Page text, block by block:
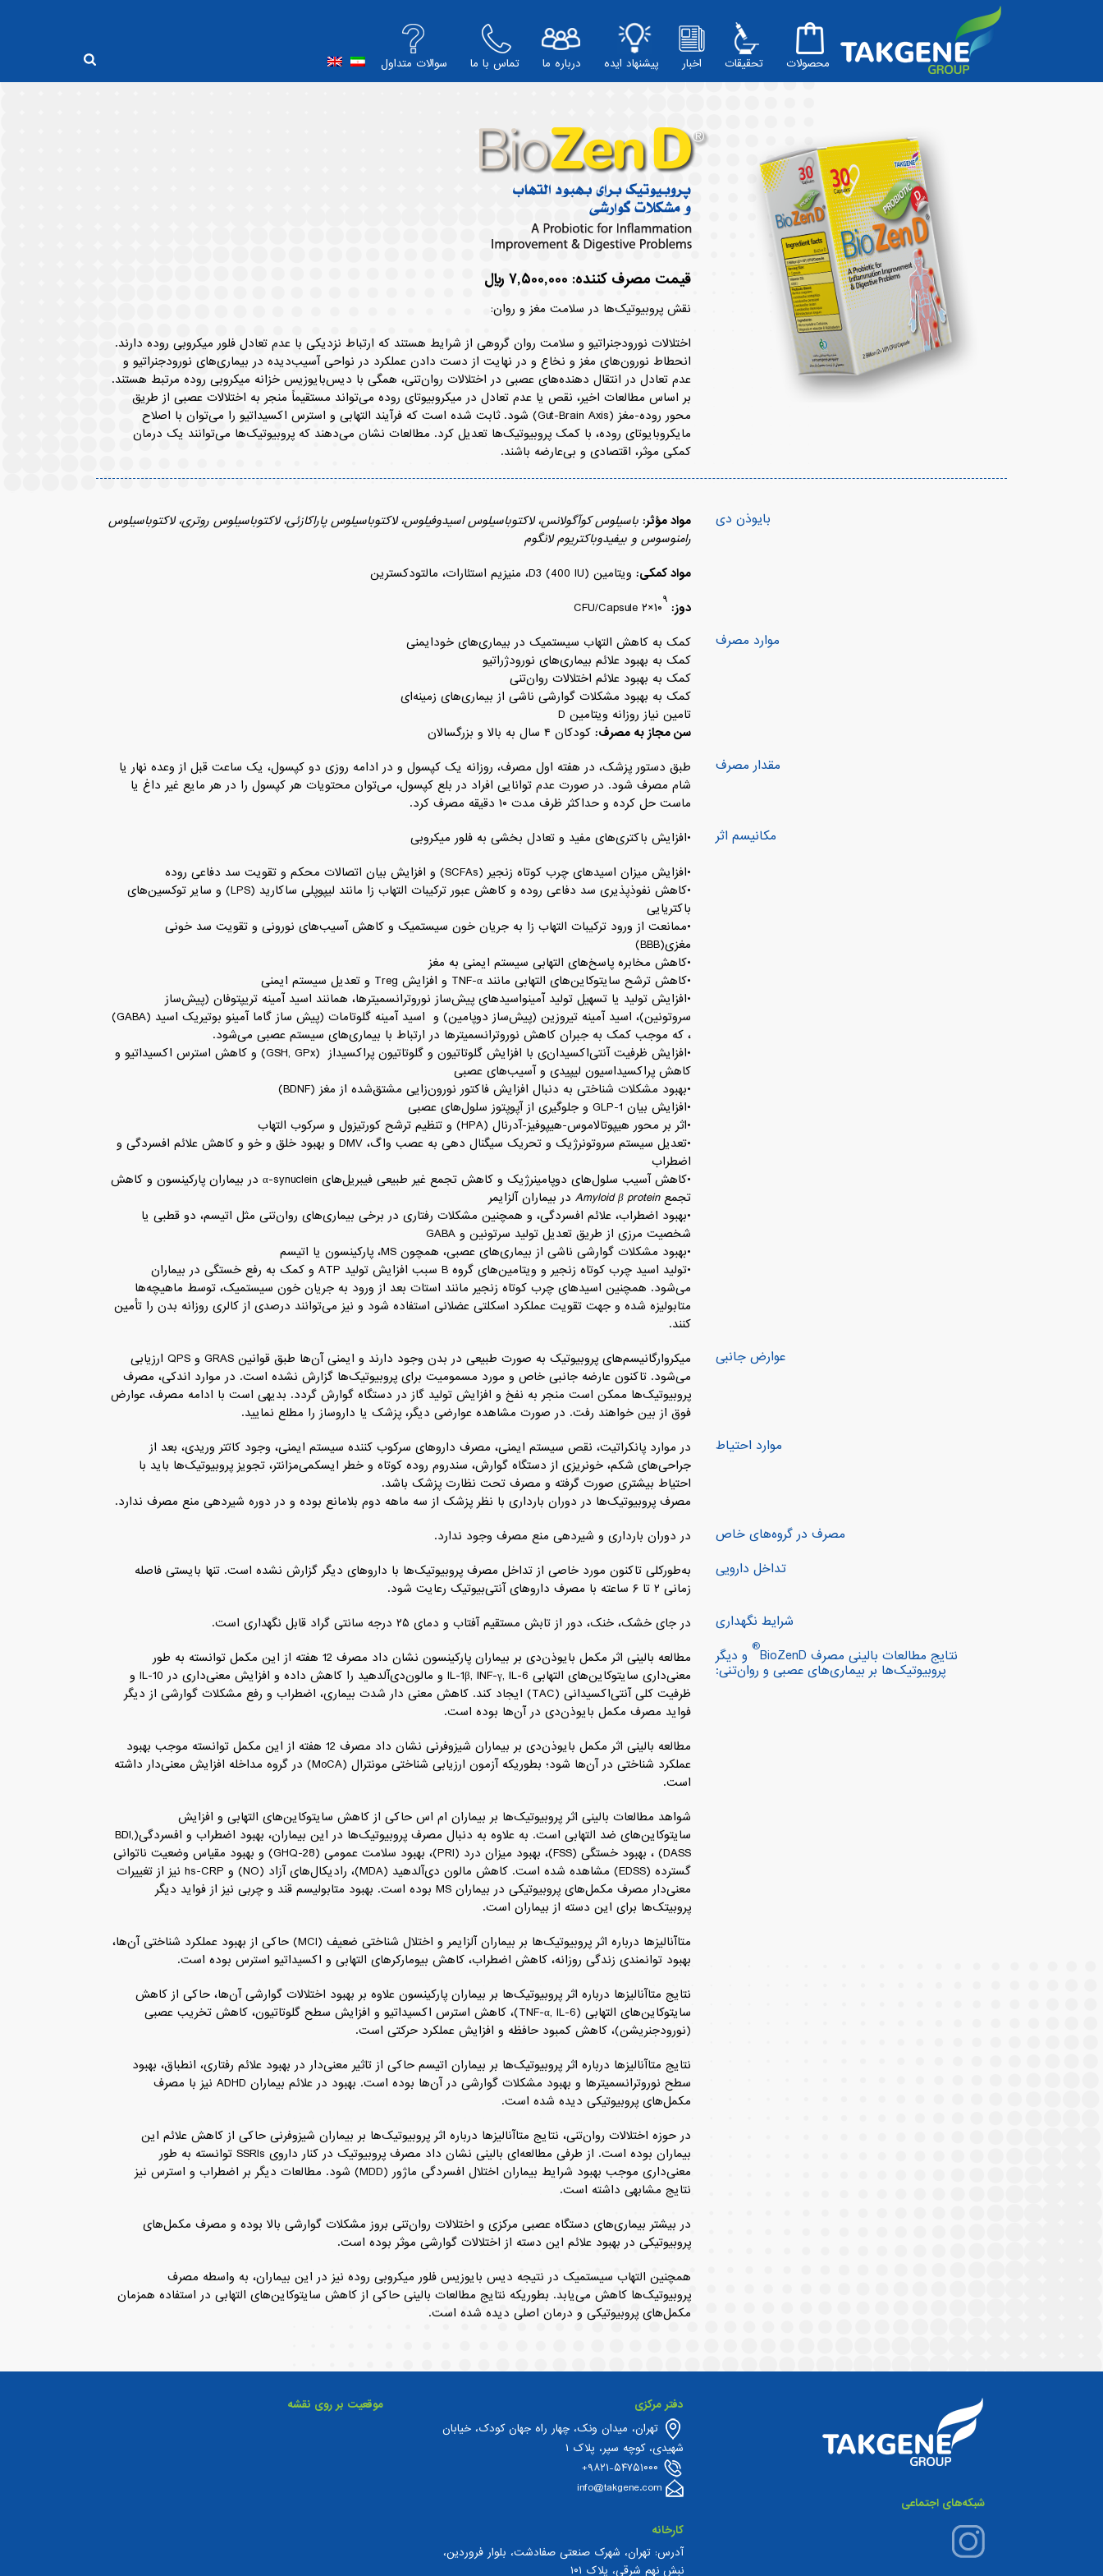
محصولات تحقیقات اخبار پیشنهاد ایده درباره ما تماس با ما سوالات متداول
قیمت مصرف کننده: ۷,۵۰۰,۰۰۰ ریال
نقش پروبیوتیک‌ها در سلامت مغز و روان:
اختلالات نورودجنراتیو و سلامت روان گروهی از شرایط هستند که ارتباط نزدیکی با عدم تعادل فلور میکروبی روده دارند.
انحطاط نورون‌های مغز و نخاع و در نهایت از دست دادن عملکرد در نواحی آسیب‌دیده در بیماری‌های نورودجنراتیو و
عدم تعادل در انتقال دهنده‌های عصبی در اختلالات روان‌تنی، همگی با دیس‌بایوزیس خزانه میکروبی روده مرتبط هستند.
بر اساس مطالعات اخیر، نقص یا عدم تعادل در میکروبیوتای روده می‌تواند مستقیماً منجر به اختلالات عصبی از طریق
محور روده-مغز (Gut-Brain Axis) شود. ثابت شده است که فرآیند التهابی و استرس اکسیداتیو را می‌توان با اصلاح
مایکروبایوتای روده، با کمک پروبیوتیک‌ها تعدیل کرد. مطالعات نشان می‌دهند که پروبیوتیک‌ها می‌توانند یک درمان
کمکی موثر، اقتصادی و بی‌عارضه باشند.
بایوذن دی مواد مؤثر: باسیلوس کوآگولانس، لاکتوباسیلوس اسیدوفیلوس، لاکتوباسیلوس پاراکازئی، لاکتوباسیلوس روتری، لاکتوباسیلوس
رامنوسوس و بیفیدوباکتریوم‌ لانگوم
مواد کمکی: ویتامین D3 (400 IU)، منیزیم استئارات، مالتودکسترین
دوز: ۹
موارد مصرف
کمک به کاهش التهاب سیستمیک در بیماری‌های خودایمنی
کمک به بهبود علائم بیماری‌های نورودژراتیو
کمک به بهبود علائم اختلالات روان‌تنی
کمک به بهبود مشکلات گوارشی ناشی از بیماری‌های زمینه‌ای
تامین نیاز روزانه ویتامین D
سن مجاز به مصرف: کودکان ۴ سال به بالا و بزرگسالان
مقدار مصرف
طبق دستور پزشک، در هفته اول مصرف، روزانه یک کپسول و در ادامه روزی دو کپسول، یک ساعت قبل از وعده نهار یا
شام مصرف شود. در صورت عدم توانایی افراد در بلع کپسول، می‌توان محتویات هر کپسول را در هر مایع غیر داغ یا
ماست حل کرده و حداکثر ظرف مدت ۱۰ دقیقه مصرف کرد.
مکانیسم‌ اثر
•افزایش باکتری‌های مفید و تعادل بخشی به فلور میکروبی
•افزایش میزان اسیدهای چرب کوتاه زنجیر (SCFAs) و افزایش بیان اتصالات محکم و تقویت سد دفاعی روده
•کاهش نفوذپذیری سد دفاعی روده و کاهش عبور ترکیبات التهاب زا مانند لیپوپلی ساکارید (LPS) و سایر توکسین‌های
باکتریایی
•ممانعت از ورود ترکیبات التهاب زا به جریان خون سیستمیک و کاهش آسیب‌های نورونی و تقویت سد خونی
مغزی(BBB)
•کاهش مخابره پاسخ‌های التهابی سیستم ایمنی به مغز
•کاهش ترشح سایتوکاین‌های التهابی مانند TNF-α و افزایش Treg و تعدیل سیستم ایمنی
•افزایش تولید یا تسهیل تولید آمینواسیدهای پیش‌ساز نوروترانسمیترها، همانند اسید آمینه تریپتوفان (پیش‌ساز
سروتونین)، اسید آمینه تیروزین (پیش‌ساز دوپامین) و اسید آمینه گلوتامات (پیش ساز گاما آمینو بوتیریک اسید (GABA)
، که موجب کمک به جبران کاهش نوروترانسمیتر‌ها در ارتباط با بیماری‌های سیستم عصبی می‌شود.
•افزایش ظرفیت آنتی‌اکسیدان‌ی با افزایش گلوتاتیون و گلوتاتیون پراکسیداز (GSH, GPx) و کاهش استرس اکسیداتیو و
کاهش پراکسیداسیون لیپیدی و آسیب‌های عصبی
•بهبود مشکلات شناختی به دنبال افزایش فاکتور نورون‌زایی مشتق‌شده از مغز (BDNF)
•افزایش بیان GLP-1 و جلوگیری از آپوپتوز سلول‌های عصبی
•اثر بر محور هیپوتالاموس-هیپوفیز-آدرنال (HPA) و تنظیم ترشح کورتیزول و سرکوب التهاب
•تعدیل سیستم سروتونرژیک و تحریک سیگنال دهی به عصب واگ، DMV و بهبود خلق و خو و کاهش علائم افسردگی و
اضطراب
•کاهش آسیب سلول‌های دوپامینرژیک و کاهش تجمع غیر طبیعی فیبریل‌های α-synuclein در بیماران پارکینسون و کاهش
تجمعAmyloid β protein در بیماران آلزایمر
•بهبود اضطراب، علائم افسردگی، و همچنین مشکلات رفتاری در برخی بیماری‌های روان‌تنی مثل اتیسم، دو قطبی یا
شخصیت مرزی از طریق تعدیل تولید سرتونین و GABA
•بهبود مشکلات گوارشی ناشی از بیماری‌های عصبی، همچون MS، پارکینسون یا اتیسم
•تولید اسید چرب کوتاه زنجیر و ویتامین‌های گروه B سبب افزایش تولید ATP و کمک به رفع خستگی در بیماران
می‌شود. همچنین اسیدهای چرب کوتاه زنجیر مانند استات بعد از ورود به جریان خون سیستمیک، توسط ماهیچه‌ها
متابولیزه شده و جهت تقویت عملکرد اسکلتی عضلانی استفاده شود و نیز می‌توانند درصدی از کالری روزانه بدن را تأمین
کنند.
عوارض جانبی
میکروارگانیسم‌های پروبیوتیک به صورت طبیعی در بدن وجود دارند و ایمنی آن‌ها طبق قوانین GRAS و QPS ارزیابی
می‌شود. تاکنون عارضه جانبی خاص و مورد مسمومیت برای پروبیوتیک‌ها گزارش نشده است. در موارد اندکی، مصرف
پروبیوتیک‌ها ممکن است منجر به نفخ و افزایش تولید گاز در دستگاه گوارش گردد. بدیهی است با ادامه مصرف، عوارض
فوق از بین خواهند رفت. در صورت مشاهده عوارضی دیگر، پزشک یا داروساز را مطلع نمایید.
موارد احتیاط
در موارد پانکراتیت، نقص سیستم ایمنی، مصرف داروهای سرکوب کننده سیستم ایمنی، وجود کاتتر وریدی، بعد از
جراحی‌های شکم، خونریزی از دستگاه گوارش، سندروم روده کوتاه و خطر ایسکمی‌مزانتر، تجویز پروبیوتیک‌ها باید با
احتیاط بیشتری صورت گرفته و مصرف تحت نظارت پزشک باشد.
مصرف پروبیوتیک‌ها در دوران بارداری با نظر پزشک از سه ماهه دوم بلامانع بوده و در دوره شیردهی منع مصرف ندارد.
مصرف در گروه‌های خاص در دوران بارداری و شیردهی منع مصرف وجود ندارد.
تداخل دارویی
به‌طورکلی تاکنون مورد خاصی از تداخل مصرف پروبیوتیک‌ها با داروهای دیگر گزارش نشده است. تنها بایستی فاصله
زمانی ۲ تا ۶ ساعته با مصرف داروهای آنتی‌بیوتیک رعایت شود.
شرایط نگهداری در جای خشک، خنک، دور از تابش مستقیم آفتاب و دمای ۲۵ درجه سانتی گراد قابل نگهداری است.
نتایج مطالعات بالینی مصرف BioZenD ® و دیگر
پروبیوتیک‌ها بر بیماری‌های عصبی و روان‌تنی:
مطالعه بالینی اثر مکمل بایوذن‌دی بر بیماران پارکینسون نشان داد مصرف 12 هفته از این مکمل توانسته به طور
معنی‌داری سایتوکاین‌های التهابی IL-1β, INF-γ, IL-6 و مالون‌دی‌آلدهید را کاهش داده و افزایش معنی‌داری در IL-10 و
ظرفیت کلی آنتی‌اکسیدانی (TAC) ایجاد کند. کاهش معنی دار شدت بیماری، اضطراب و رفع مشکلات گوارشی از دیگر
فواید مصرف مکمل بایوذن‌دی در آن‌ها بوده است.
مطالعه بالینی اثر مکمل بایوذن‌دی بر بیماران شیزوفرنی نشان داد مصرف 12 هفته از این مکمل توانسته موجب بهبود
عملکرد شناختی در آن‌ها شود؛ بطوریکه آزمون ارزیابی شناختی مونترال (MoCA) در گروه مداخله افزایش معنی‌دار داشته
است.
شواهد مطالعات بالینی اثر پروبیوتیک‌ها بر بیماران ام اس حاکی از کاهش سایتوکاین‌های التهابی و افزایش
سایتوکاین‌های ضد التهابی است. به علاوه به دنبال مصرف پروبیوتیک‌ها در این بیماران، بهبود اضطراب و افسردگی(BDI,
DASS) ، بهبود خستگی (FSS)، بهبود میزان درد (PRI)، بهبود سلامت عمومی (GHQ-28) و بهبود مقیاس وضعیت ناتوانی
گسترده (EDSS) مشاهده شده است. کاهش مالون دی‌آلدهید (MDA)، رادیکال‌های آزاد (NO) و hs-CRP نیز از تغییرات
معنی‌دار مصرف مکمل‌های پروبیوتیکی در بیماران MS بوده است. بهبود متابولیسم قند و چربی نیز از فواید دیگر
پروبیتک‌ها برای این دسته از بیماران است.
متاآنالیزها درباره اثر پروبیوتیک‌ها بر بیماران آلزایمر و اختلال شناختی ضعیف (MCI) حاکی از بهبود عملکرد شناختی آن‌ها،
بهبود توانمندی زندگی روزانه، کاهش اضطراب، کاهش بیومارکرهای التهابی و اکسیداتیو استرس بوده است.
نتایج متاآنالیزها درباره اثر پروبیوتیک‌ها بر بیماران پارکینسون علاوه بر بهبود اختلالات گوارشی آن‌ها، حاکی از کاهش
سایتوکاین‌های التهابی (TNF-α, IL-6)، کاهش استرس اکسیداتیو و افزایش سطح گلوتاتیون، کاهش تخریب عصبی
(نورودجنریشن)، کاهش کمبود حافظه و افزایش عملکرد حرکتی است.
نتایج متاآنالیزها درباره اثر پروبیوتیک‌ها بر بیماران اتیسم حاکی از تاثیر معنی‌دار در بهبود علائم رفتاری، انطباق، بهبود
سطح نوروترانسمیترها و بهبود مشکلات گوارشی در آن‌ها بوده است. بهبود در علائم بیماران ADHD نیز با مصرف
مکمل‌های پروبیوتیکی دیده شده است.
در حوزه اختلالات روان‌تنی، نتایج متاآنالیزها درباره اثر پروبیوتیک‌ها بر بیماران شیزوفرنی حاکی از کاهش علائم این
بیماران بوده است. از طرفی مطالعه‌ای بالینی نشان داد مصرف پروبیوتیک در کنار داروی SSRIs توانسته به طور
معنی‌داری موجب بهبود شرایط بیماران اختلال افسردگی ماژور (MDD) شود. مطالعات دیگر بر اضطراب و استرس نیز
نتایج مشابهی داشته است.
در بیشتر بیماری‌های دستگاه عصبی مرکزی و اختلالات روان‌تنی بروز مشکلات گوارشی بالا بوده و مصرف مکمل‌های
پروبیوتیکی در بهبود علائم این دسته از اختلالات گوارشی موثر بوده است.
همچنین التهاب سیستمیک در نتیجه دیس بایوزیس فلور میکروبی روده نیز در این بیماران، به واسطه مصرف
پروبیوتیک‌ها کاهش می‌یابد. بطوریکه نتایج مطالعات بالینی حاکی از کاهش سایتوکاین‌های التهابی در استفاده همزمان
مکمل‌های پروبیوتیکی و درمان اصلی دیده شده است.
موقعیت بر روی نقشه
دفتر مرکزی
تهران، میدان ونک، چهار راه جهان کودک، خیابان
شهیدی، کوچه سپر، پلاک ۱
۹۸۲۱-۵۴۷۵۱۰۰۰+
info@takgene.com
کارخانه
آدرس: تهران، شهرک صنعتی صفادشت، بلوار فروردین،
نبش نهم شرقی، پلاک ۱۰۱
شبکه‌های اجتماعی